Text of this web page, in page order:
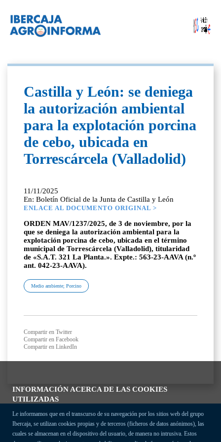
INFORMACIÓN ACERCA DE LAS COOKIES
UTILIZADAS
Le informamos que en el transcurso de su navegación por los sitios web del grupo
Ibercaja, se utilizan cookies propias y de terceros (ficheros de datos anónimos), las
cuales se almacenan en el dispositivo del usuario, de manera no intrusiva. Estos
Castilla y León: se deniega
la autorización ambiental
para la explotación porcina
de cebo, ubicada en
Torrescárcela (Valladolid)
11/11/2025
En: Boletín Oficial de la Junta de Castilla y León
ENLACE AL DOCUMENTO ORIGINAL >
ORDEN MAV/1237/2025, de 3 de noviembre, por la
que se deniega la autorización ambiental para la
explotación porcina de cebo, ubicada en el término
municipal de Torrescárcela (Valladolid), titularidad
de «S.A.T. 321 La Planta.». Expte.: 563-23-AAVA (n.º
ant. 042-23-AAVA).
Medio ambiente; Porcino
Compartir en Twitter
Compartir en Facebook
Compartir en LinkedIn